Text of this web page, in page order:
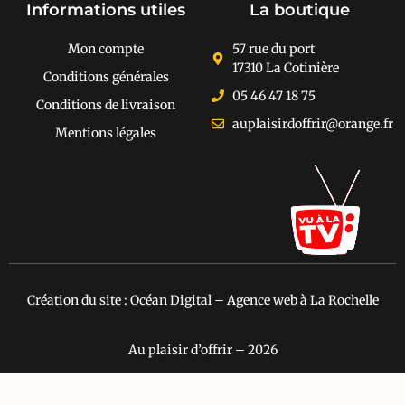
Informations utiles
Mon compte
Conditions générales
Conditions de livraison
Mentions légales
La boutique
57 rue du port
17310 La Cotinière
05 46 47 18 75
auplaisirdoffrir@orange.fr
Création du site : Océan Digital – Agence web à La Rochelle
Au plaisir d’offrir – 2026